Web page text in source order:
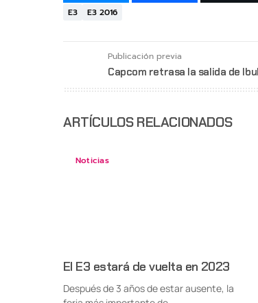
E3 E3 2016
Publicación previa
Capcom retrasa la salida de
ARTÍCULOS RELACIONADOS
Noticias
El E3 estará de vuelta en 2023
Después de 3 años de estar ausente, la